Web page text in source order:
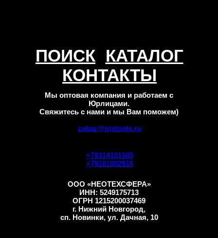
КОНТАКТЫ
ПОИСК
+78314101565
+79101002916
zakaz@ntstools.ru
КАТАЛОГ
ООО «НЕОТЕХСФЕРА»
ИНН: 5249175713
ОГРН 1215200037469
г. Нижний Новгород,
сп. Новинки, ул. Дачная, 10
Мы оптовая компания и работаем с
Юрлицами.
Свяжитесь с нами и мы Вам поможем)